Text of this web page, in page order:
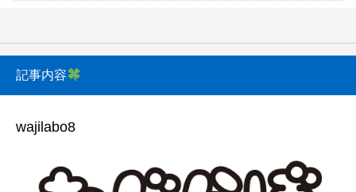
記事内容
wajilabo8